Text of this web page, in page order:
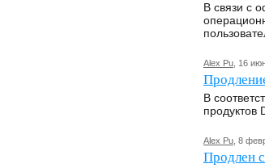
В связи с
Alex Pu , 16
В
продуктов
Alex Pu , 8
Продлен